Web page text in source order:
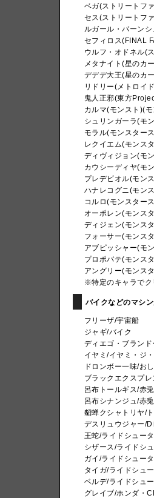
ベガ(ストリートフ
セス(ストリートフ
ルガール・バーン
セフィロス(FINAL
ウルフ・オドネル(
メタナイト(星のカ
デデデ大王(星のカ
リドリー(メトロイ
鬼人正邪(東方
カルマ(モンスト)(
シュリンガーラ(モ
モラル(モンスター
レクイエム(モンス
ディヴィジョン(モ
カウシーディヤ(モ
プレデビオル(モン
ハナレコグニ(モン
コルロ(モンスター
オーポレン(モンス
ディジェン(モンス
フォーサー(モンス
アブピッシャー(モ
プロポバテ(モンス
アングリー(モンス
※特定のキャラで
バイクなどのマシ
フリーザ/宇宙船
ジャギ/バイク
ディエゴ・ブラン
イヤミ/イヤミ・ジ
ドロンボー一味/お
ブラックエクスプ
呂布トールギス/赤
呂布シナンジュ/赤
貂蝉クシャトリヤ/
デスリュウジャー/D
王蛇/ライドシュー
シザース/ライドシ
ガイ/ライドシュー
タイガ/ライドシュ
ベルデ/ライドシュ
グレイブ/ホンダ・